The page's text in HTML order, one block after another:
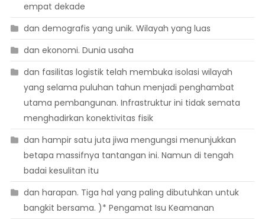
empat dekade
dan demografis yang unik. Wilayah yang luas
dan ekonomi. Dunia usaha
dan fasilitas logistik telah membuka isolasi wilayah
yang selama puluhan tahun menjadi penghambat
utama pembangunan. Infrastruktur ini tidak semata
menghadirkan konektivitas fisik
dan hampir satu juta jiwa mengungsi menunjukkan
betapa massifnya tantangan ini. Namun di tengah
badai kesulitan itu
dan harapan. Tiga hal yang paling dibutuhkan untuk
bangkit bersama. )* Pengamat Isu Keamanan